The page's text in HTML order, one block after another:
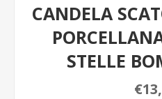
CANDELA
STELLE